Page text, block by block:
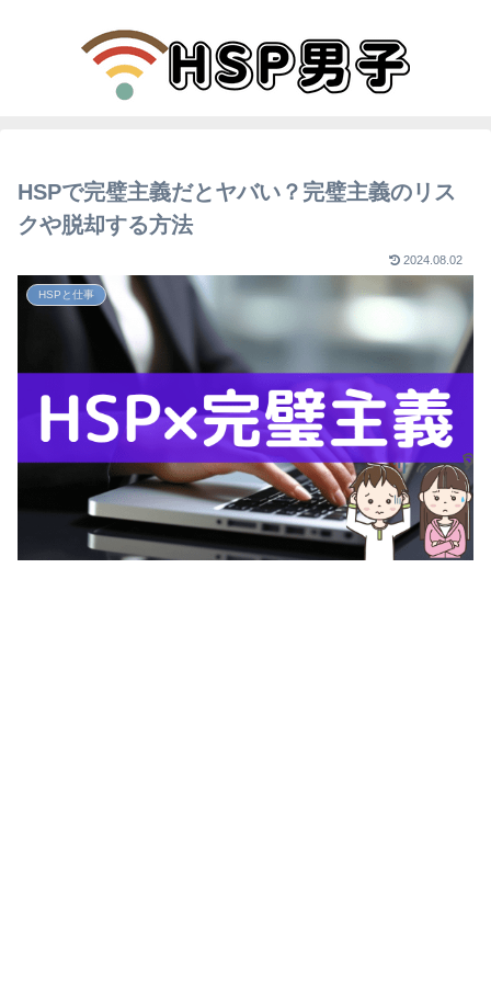
HSPで完璧主義だとヤバい？完璧主義のリス
クや脱却する方法
2024.08.02
HSPと仕事